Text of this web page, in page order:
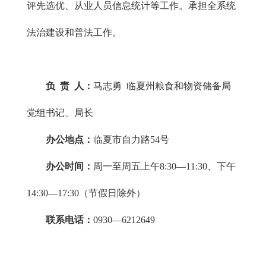
评先选优、从业人员信息统计等工作。承担全系统
法治建设和普法工作。
负 责 人： 马志勇 临夏州粮食和物资储备局
党组书记、局长
办公地点： 临夏市自力路54号
办公时间： 周一至周五上午8:30—11:30、下午
14:30—17:30（节假日除外）
联系电话： 0930—6212649